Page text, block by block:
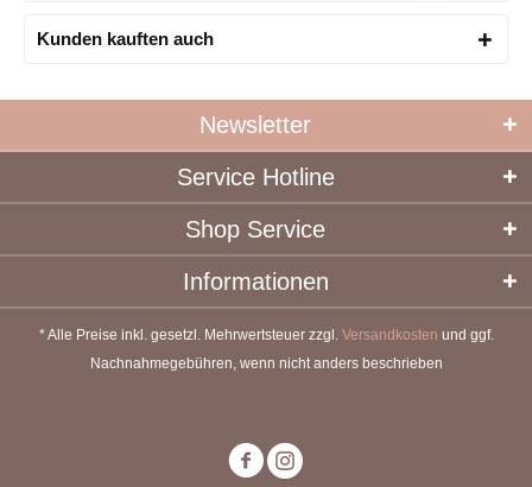
Kunden kauften auch
Service Hotline
Shop Service
Informationen
Newsletter
* Alle Preise inkl. gesetzl. Mehrwertsteuer zzgl. Versandkosten und ggf.
Nachnahmegebühren, wenn nicht anders beschrieben